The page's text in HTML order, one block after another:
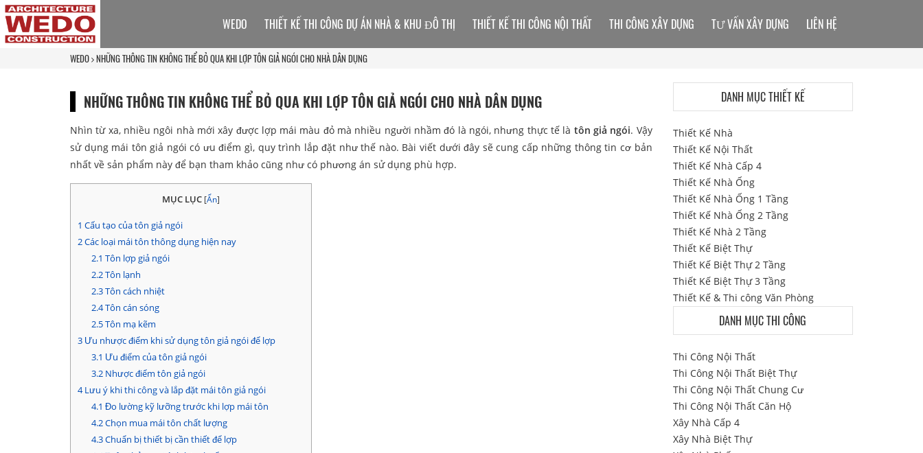
WEDO NHỮNG THÔNG TIN KHÔNG THỂ BỎ QUA KHI LỢP TÔN GIẢ NGÓI CHO NHÀ DÂN DỤNG
NHỮNG THÔNG TIN KHÔNG THỂ BỎ QUA KHI LỢP TÔN GIẢ NGÓI CHO NHÀ DÂN DỤNG
Nhìn từ xa, nhiều ngôi nhà mới xây được lợp mái màu đỏ mà nhiều người nhầm đó là ngói, nhưng thực tế là tôn giả ngói. Vậy
sử dụng mái tôn giả ngói có ưu điểm gì, quy trình lắp đặt như thế nào. Bài viết dưới đây sẽ cung cấp những thông tin cơ bản
nhất về sản phẩm này để bạn tham khảo cũng như có phương án sử dụng phù hợp.
MỤC LỤC [Ẩn]
1 Cấu tạo của tôn giả ngói
2Các loại mái tôn thông dụng hiện nay
2.1 Tôn lợp giả ngói
2.2Tôn lạnh
2.3Tôn cách nhiệt
2.4Tôn cán sóng
2.5Tôn mạ kẽm
3 Ưu nhược điểm khi sử dụng tôn giả ngói để lợp
3.1 Ưu điểm của tôn giả ngói
3.2Nhược điểm tôn giả ngói
4Lưu ý khi thi công và lắp đặt mái tôn giả ngói
4.1 Đo lường kỹ lưỡng trước khi lợp mái tôn
4.2Chọn mua mái tôn chất lượng
4.3Chuẩn bị thiết bị cần thiết để lợp
WEDO THIẾT KẾ THI CÔNG DỰ ÁN NHÀ & KHU ĐÔ THỊ THIẾT KẾ THI CÔNG NỘI THẤT THI CÔNG XÂY DỰNG TƯ VẤN XÂY DỰNG LIÊN HỆ
DANH MỤC THIẾT KẾ
Thiết Kế Nhà
Thiết Kế Nội Thất
Thiết Kế Nhà Cấp 4
Thiết Kế Nhà Ống
Thiết Kế Nhà Ống 1 Tầng
Thiết Kế Nhà Ống 2 Tầng
Thiết Kế Nhà 2 Tầng
Thiết Kế Biệt Thự
Thiết Kế Biệt Thự 2 Tầng
Thiết Kế Biệt Thự 3 Tầng
Thiết Kế & Thi công Văn Phòng
DANH MỤC THI CÔNG
Thi Công Nội Thất
Thi Công Nội Thất Biệt Thự
Thi Công Nội Thất Chung Cư
Thi Công Nội Thất Căn Hộ
Xây Nhà Cấp 4
Xây Nhà Biệt Thự